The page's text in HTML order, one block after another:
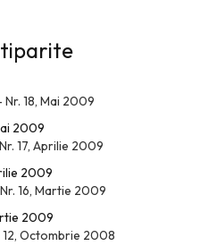
tiparite
2009
2009
2009